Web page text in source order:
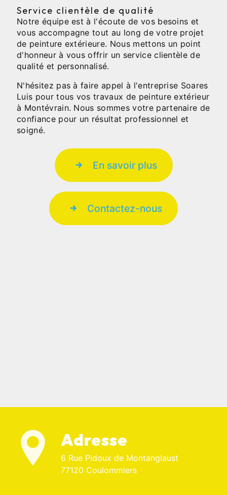
Service clientèle de qualité
Notre équipe est à l'écoute de vos besoins et
vous accompagne tout au long de votre projet
de peinture extérieure. Nous mettons un point
d'honneur à vous offrir un service clientèle de
qualité et personnalisé.
N'hésitez pas à faire appel à l'entreprise Soares
Luis pour tous vos travaux de peinture extérieur
à Montévrain. Nous sommes votre partenaire de
confiance pour un résultat professionnel et
soigné.
En savoir plus
Contactez-nous
Adresse
6 Rue Pidoux de Montanglaust
77120 Coulommiers